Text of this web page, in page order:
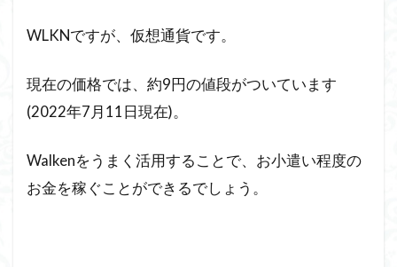
WLKNですが、仮想通貨です。
現在の価格では、約9円の値段がついています
(2022年7月11日現在)。
Walkenをうまく活用することで、お小遣い程度の
お金を稼ぐことができるでしょう。